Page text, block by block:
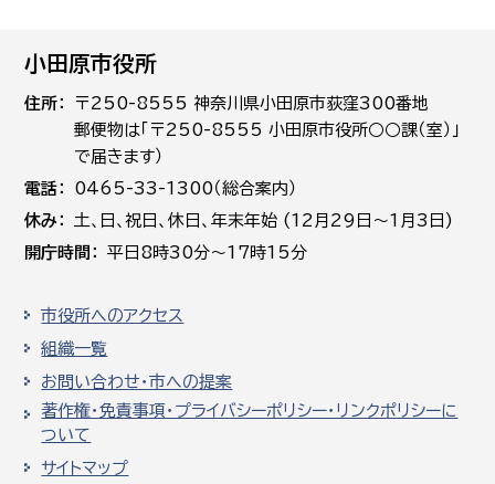
小田原市役所
住所
〒250-8555 神奈川県小田原市荻窪300番地
郵便物は「〒250-8555 小田原市役所○○課（室）」
で届きます）
電話
0465-33-1300（総合案内）
休み
土､日､祝日、休日、年末年始 (12月29日～1月3日)
開庁時間
平日8時30分～17時15分
市役所へのアクセス
組織一覧
お問い合わせ・市への提案
著作権・免責事項・プライバシーポリシー・リンクポリシーに
ついて
サイトマップ